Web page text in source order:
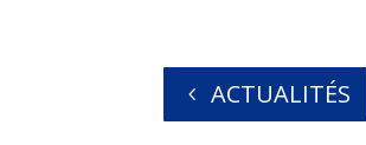
ACTUALITÉS